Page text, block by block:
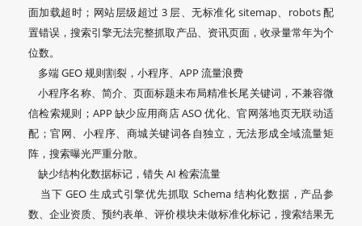
面加载超时；网站层级超过 3 层、无标准化 sitemap、robots 配
置错误，搜索引擎无法完整抓取产品、资讯页面，收录量常年为个
位数。
多端 GEO 规则割裂，小程序、APP 流量浪费
小程序名称、简介、页面标题未布局精准长尾关键词，不兼容微
信检索规则；APP 缺少应用商店 ASO 优化、官网落地页无联动适
配；官网、小程序、商城关键词各自独立，无法形成全域流量矩
阵，搜索曝光严重分散。
缺少结构化数据标记，错失 AI 检索流量
当下 GEO 生成式引擎优先抓取 Schema 结构化数据，产品参
数、企业资质、预约表单、评价模块未做标准化标记，搜索结果无